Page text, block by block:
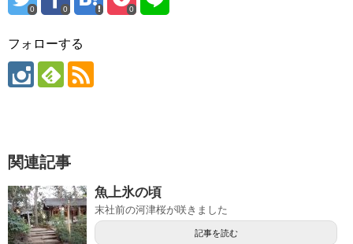
0 0 0
フォローする
関連記事
魚上氷の頃
末社前の河津桜が咲きました
記事を読む